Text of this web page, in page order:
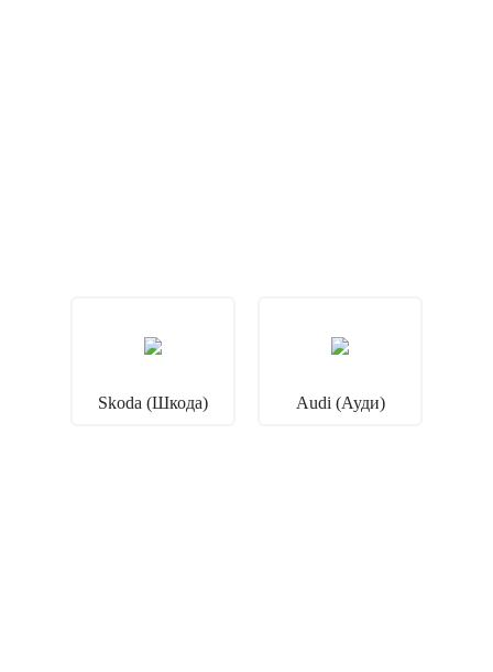
Skoda (Шкода) Audi (Ауди)